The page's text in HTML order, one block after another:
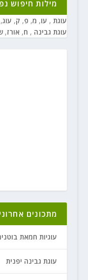
מילות חיפוש
עוגת , עו, מ, פ, ק, עוג,
עוגת גבינה , ח, אורז,
מתכונים
עוגיות חמאת
עוגת גבינה יפנית